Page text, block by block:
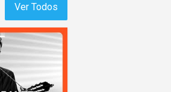
Ver Todos